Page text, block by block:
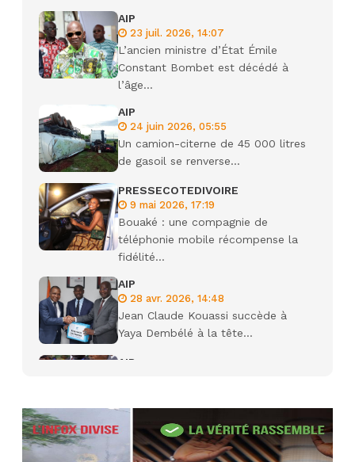
AIP
23 juil. 2026, 14:07
L’ancien ministre d’État Émile
Constant Bombet est décédé à
l’âge...
AIP
24 juin 2026, 05:55
Un camion-citerne de 45 000 litres
de gasoil se renverse...
PRESSECOTEDIVOIRE
9 mai 2026, 17:19
Bouaké : une compagnie de
téléphonie mobile récompense la
fidélité...
AIP
28 avr. 2026, 14:48
Jean Claude Kouassi succède à
Yaya Dembélé à la tête...
AIP
Camara tué lors d’attaques...
22 avr. 2026, 16:41